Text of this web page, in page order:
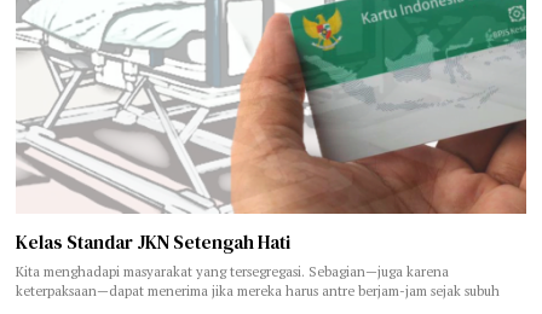
Kelas Standar JKN Setengah Hati
Kita menghadapi masyarakat yang tersegregasi. Sebagian—juga karena
keterpaksaan—dapat menerima jika mereka harus antre berjam-jam sejak subuh